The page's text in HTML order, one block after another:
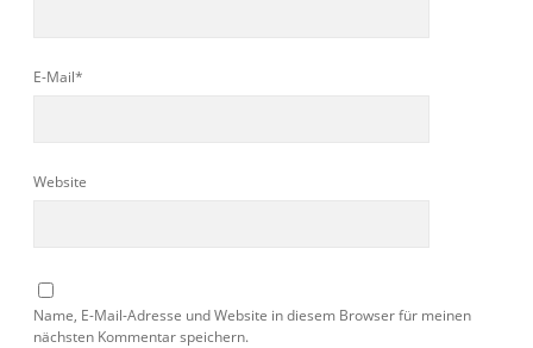
E-Mail*
Website
Name, E-Mail-Adresse und Website in diesem Browser für meinen
nächsten Kommentar speichern.